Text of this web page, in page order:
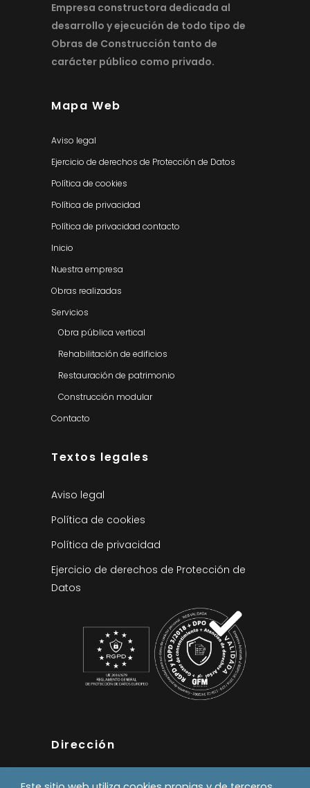
Empresa constructora dedicada al
desarrollo y ejecución de todo tipo de
Obras de Construcción tanto de
carácter público como privado.
Mapa Web
Aviso legal
Ejercicio de derechos de Protección de Datos
Política de cookies
Política de privacidad
Política de privacidad contacto
Inicio
Nuestra empresa
Obras realizadas
Servicios
Obra pública vertical
Rehabilitación de edificios
Restauración de patrimonio
Construcción modular
Contacto
Textos legales
Aviso legal
Política de cookies
Política de privacidad
Ejercicio de derechos de Protección de
Datos
Dirección
Pol. Industrial Errekaldea